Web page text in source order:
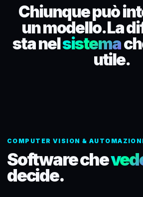
Chiunque può
un modello. La
sta nelsistema
utile.
COMPUTER VISION &
Software che
decide.